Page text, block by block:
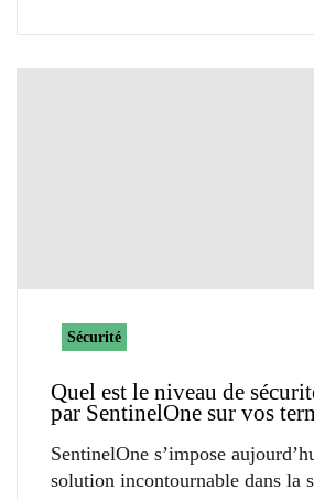
Sécurité
Quel est le niveau de
par SentinelOne sur vos
SentinelOne s’impose
solution incontournable dans la